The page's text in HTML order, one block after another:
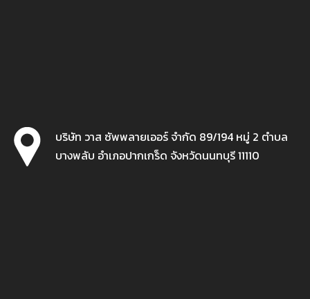
บริษัท วาส ซัพพลายเออร์ จำกัด 89/194 หมู่ 2 ตำบล
บางพลับ อำเภอปากเกร็ด จังหวัดนนทบุรี 11110